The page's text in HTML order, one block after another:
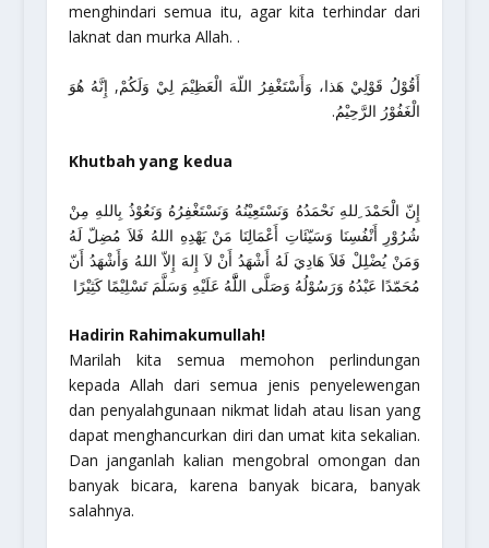
menghindari semua itu, agar kita terhindar dari
laknat dan murka Allah. .
أَقُوْلُ قَوْلِيْ هَذا، وَأَسْتَغْفِرُ اللّهَ الْعَظِيْمَ لِيْ وَلَكُمْ, إِنَّهُ هُوَ
الْغَفُوْرُ الرَّحِيْمُ.
Khutbah yang kedua
إِنّ الْحَمْدَ ِللهِ نَحْمَدُهُ وَنَسْتَعِيْنُهُ وَنَسْتَغْفِرُهُ وَنَعُوْذُ بِاللهِ مِنْ
شُرُوْرِ أَنْفُسِنَا وَسَيّئَاتِ أَعْمَالِنَا مَنْ يَهْدِهِ اللهُ فَلاَ مُضِلّ لَهُ
وَمَنْ يُضْلِلْ فَلاَ هَادِيَ لَهُ أَشْهَدُ أَنْ لاَ إِلهَ إِلاّ اللهُ وَأَشْهَدُ أَنّ
مُحَمّدًا عَبْدُهُ وَرَسُوْلُهُ وَصَلَّى اللَّّهُ عَلَيْهِ وَسَلَّمَ تَسْلِيْمًا كَثِيْرًا
Hadirin Rahimakumullah!
Marilah kita semua memohon perlindungan
kepada Allah dari semua jenis penyelewengan
dan penyalahgunaan nikmat lidah atau lisan yang
dapat menghancurkan diri dan umat kita sekalian.
Dan janganlah kalian mengobral omongan dan
banyak bicara, karena banyak bicara, banyak
salahnya.